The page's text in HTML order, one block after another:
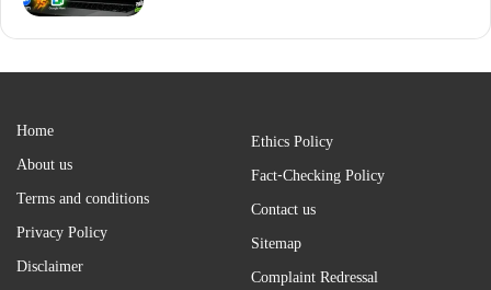
Home
About us
Terms and conditions
Privacy Policy
Disclaimer
Ethics Policy
Fact-Checking Policy
Contact us
Sitemap
Complaint Redressal